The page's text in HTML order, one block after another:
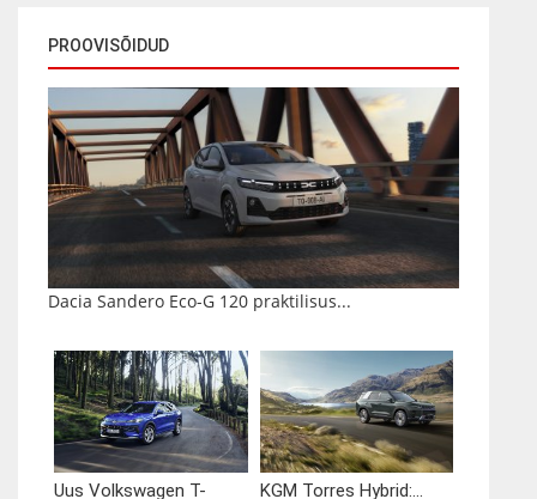
PROOVISÕIDUD
Dacia Sandero Eco-G 120 praktilisus...
Uus Volkswagen T- KGM Torres Hybrid:...